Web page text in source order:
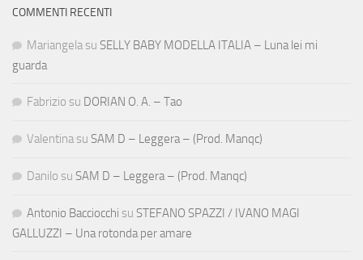
COMMENTI RECENTI
Mariangela su SELLY BABY MODELLA ITALIA – Luna lei mi
guarda
Fabrizio su DORIAN O. A. – Tao
Valentina su SAM D – Leggera – (Prod. Manqc)
Danilo su SAM D – Leggera – (Prod. Manqc)
Antonio Bacciocchi su STEFANO SPAZZI / IVANO MAGI
GALLUZZI – Una rotonda per amare